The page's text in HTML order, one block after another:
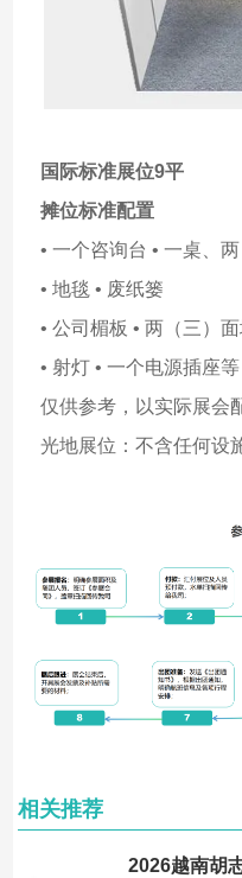
国际标准展位9平
摊位标准配置
• 一个咨询台 • 一桌、
• 地毯 • 废纸篓
• 公司楣板 • 两（三）
• 射灯 • 一个电源插座等
仅供参考，以实际展会
光地展位：不含任何设
相关推荐
2026越南胡